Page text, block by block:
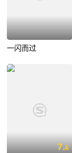
一闪而过
7.6